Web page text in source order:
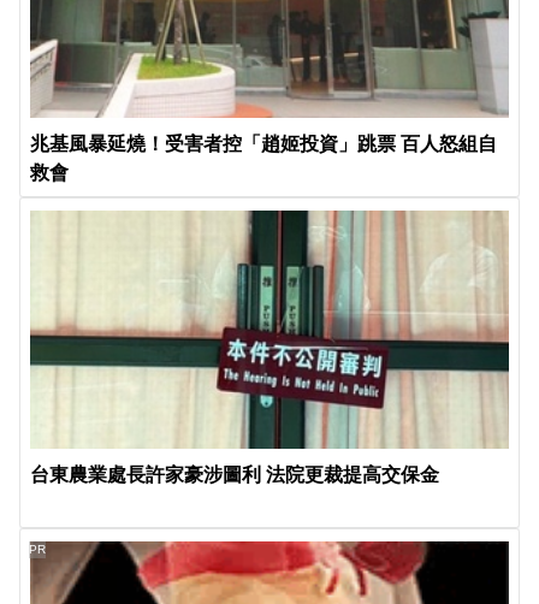
兆基風暴延燒！受害者控「趙姬投資」跳票 百人怒組自
救會
台東農業處長許家豪涉圖利 法院更裁提高交保金
PR